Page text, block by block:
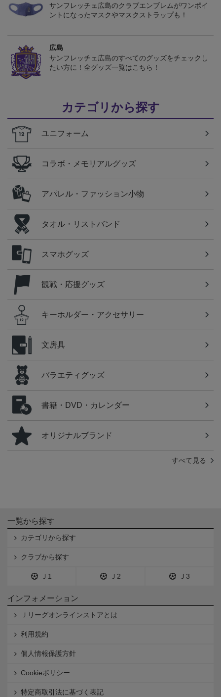
サンフレッチェ広島のクラブエンブレムがワンポイ
ントになったマスクやマスクストラップも！
広島
サンフレッチェ広島のすべてのグッズをチェックし
たい方に！全グッズ一覧はこちら！
カテゴリから探す
ユニフォーム
コラボ・メモリアルグッズ
アパレル・ファッション小物
タオル・リストバンド
スマホグッズ
観戦・応援グッズ
キーホルダー・アクセサリー
文房具
バラエティグッズ
書籍・DVD・カレンダー
オリジナルブランド
すべて見る
一覧から探す
カテゴリから探す
クラブから探す
Ｊ1 Ｊ2 Ｊ3
インフォメーション
Ｊリーグオンラインストアとは
利用規約
個人情報保護方針
Cookieポリシー
特定商取引法に基づく表記